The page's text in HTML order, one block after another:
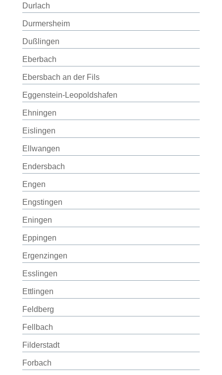
Durlach
Durmersheim
Dußlingen
Eberbach
Ebersbach an der Fils
Eggenstein-Leopoldshafen
Ehningen
Eislingen
Ellwangen
Endersbach
Engen
Engstingen
Eningen
Eppingen
Ergenzingen
Esslingen
Ettlingen
Feldberg
Fellbach
Filderstadt
Forbach